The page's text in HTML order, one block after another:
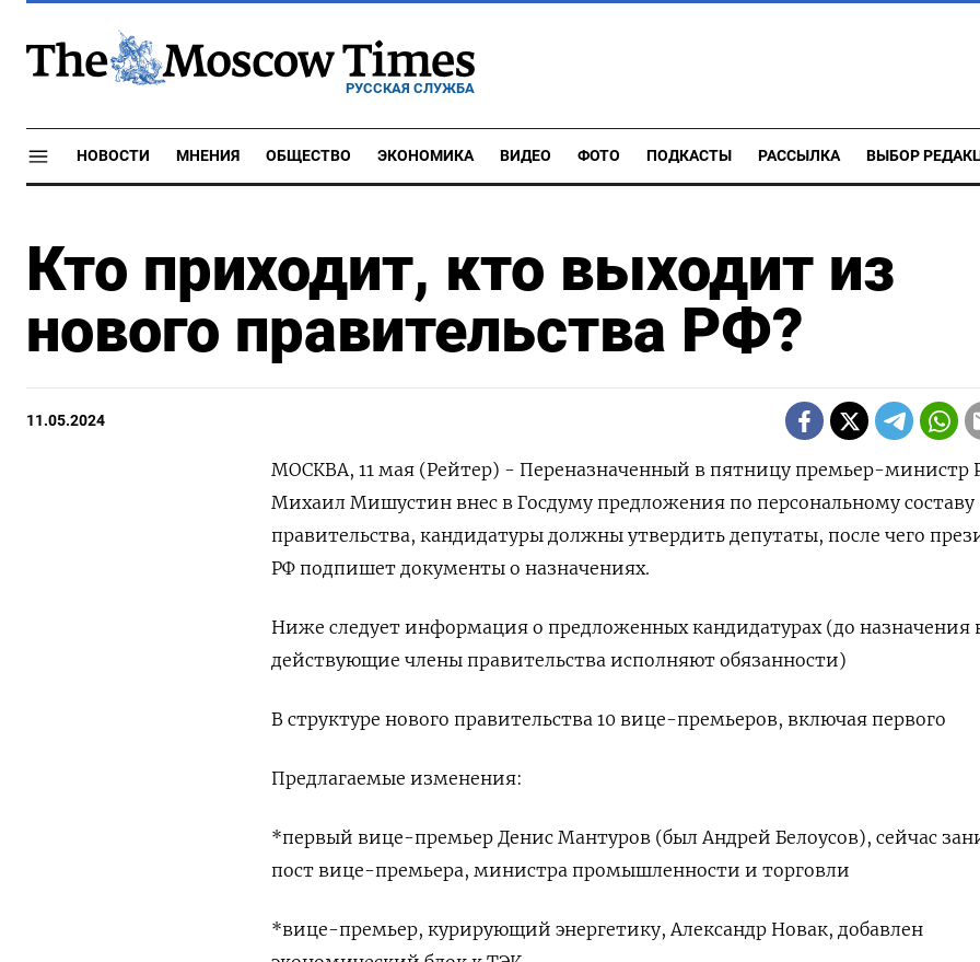
РУССКАЯ СЛУЖБА
НОВОСТИ МНЕНИЯ ОБЩЕСТВО ЭКОНОМИКА ВИДЕО ФОТО ПОДКАСТЫ РАССЫЛКА ВЫБОР
Кто приходит, кто выходит из
нового правительства РФ?
11.05.2024
МОСКВА, 11 мая (Рейтер) - Переназначенный в пятницу премьер-министр
Михаил Мишустин внес в Госдуму предложения по персональному составу
правительства, кандидатуры должны утвердить депутаты, после чего
РФ подпишет документы о назначениях.
Ниже следует информация о предложенных кандидатурах (до назначения
действующие члены правительства исполняют обязанности)
В структуре нового правительства 10 вице-премьеров, включая первого
Предлагаемые изменения:
*первый вице-премьер Денис Мантуров (был Андрей Белоусов), сейчас
пост вице-премьера, министра промышленности и торговли
*вице-премьер, курирующий энергетику, Александр Новак, добавлен